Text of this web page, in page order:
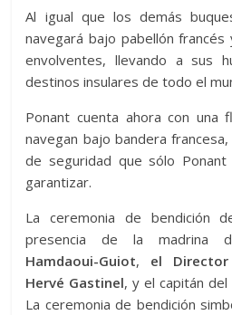
Al igual que los demás
navegará bajo pabellón
envolventes, llevando a sus
destinos insulares de todo el
Ponant cuenta ahora con una
navegan bajo bandera
de seguridad que sólo
garantizar.
La ceremonia de bendición
presencia de la madrina
Hamdaoui-Guiot, el
Hervé Gastinel, y el capitán del
La ceremonia de bendición